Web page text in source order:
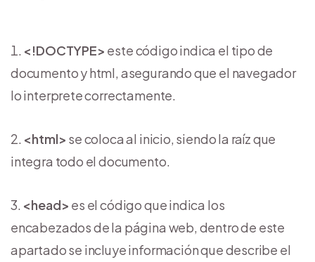
<!DOCTYPE> este código indica el tipo de
documento y html, asegurando que el navegador
lo interprete correctamente.
<html> se coloca al inicio, siendo la raíz que
integra todo el documento.
<head> es el código que indica los
encabezados de la página web, dentro de este
apartado se incluye información que describe el